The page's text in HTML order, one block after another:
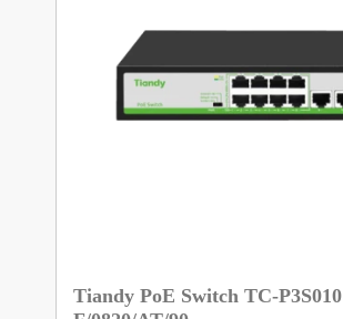
Tiandy PoE Switch TC-P3S010